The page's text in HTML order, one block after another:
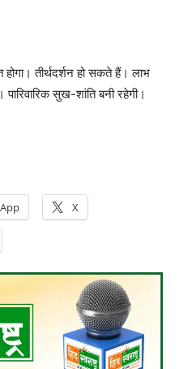
होगा। तीर्थदर्शन हो सकते हैं। लाभ
सुख-शांति बनी रहेगी।
X